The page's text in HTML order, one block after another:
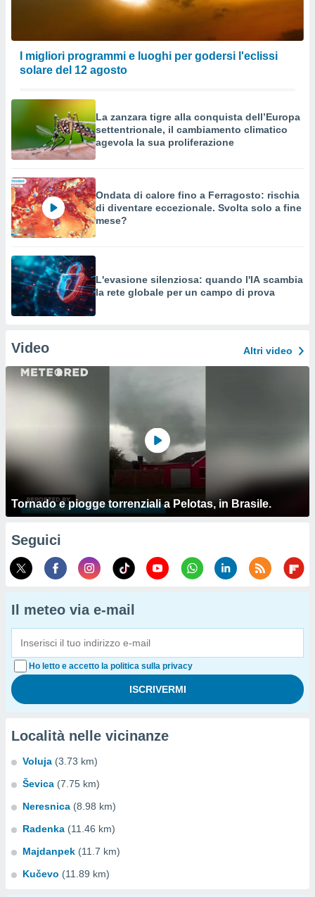
I migliori programmi e luoghi per godersi l'eclissi
solare del 12 agosto
La zanzara tigre alla conquista dell’Europa
settentrionale, il cambiamento climatico
agevola la sua proliferazione
Ondata di calore fino a Ferragosto: rischia
di diventare eccezionale. Svolta solo a fine
mese?
L'evasione silenziosa: quando l'IA scambia
la rete globale per un campo di prova
Video Altri video
Tornado e piogge torrenziali a Pelotas, in Brasile.
Seguici
Il meteo via e-mail
Ho letto e accetto la politica sulla privacy
Località nelle vicinanze
Voluja (3.73 km)
Ševica (7.75 km)
Neresnica (8.98 km)
Radenka (11.46 km)
Majdanpek (11.7 km)
Kučevo (11.89 km)